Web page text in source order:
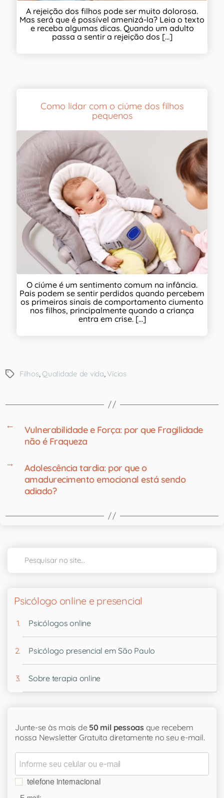
A rejeição dos filhos pode ser muito dolorosa.
Mas será que é possível amenizá-la? Leia o texto
e receba algumas dicas. Quando um adulto
passa a sentir a rejeição dos [...]
Como lidar com o ciúme dos filhos
pequenos
O ciúme é um sentimento comum na infância.
Pais podem se sentir perdidos quando percebem
os primeiros sinais de comportamento ciumento
nos filhos, principalmente quando a criança
entra em crise. [...]
Filhos, Qualidade de vida, Vícios
←
Vulnerabilidade e Força: por que Fragilidade
não é Fraqueza
→
Adolescência tardia: por que o
amadurecimento emocional está sendo
adiado?
Psicólogo online e presencial
Psicólogos online
Psicólogo presencial em São Paulo
Sobre terapia online
Junte-se às mais de 50 mil pessoas que recebem
nossa Newsletter Gratuita diretamente no seu e-mail.
telefone internacional